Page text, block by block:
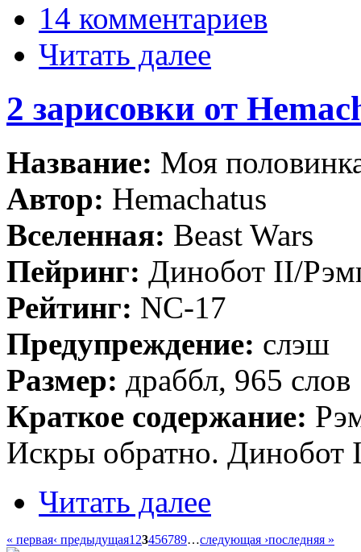
14 комментариев
Читать далее
2 зарисовки от
Название: Моя
Автор: Hemachatus
Вселенная: Beast Wars
Пейринг: Динобот II/
Рейтинг: NC-17
Предупреждение: слэш
Размер: драббл, 965 слов
Краткое содержание:
Искры обратно. Динобот
Читать далее
« первая‹ предыдущая1 23456789…следующая ›последняя »